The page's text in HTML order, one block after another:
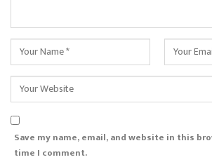
Save my name, email, and website in this
time I comment.